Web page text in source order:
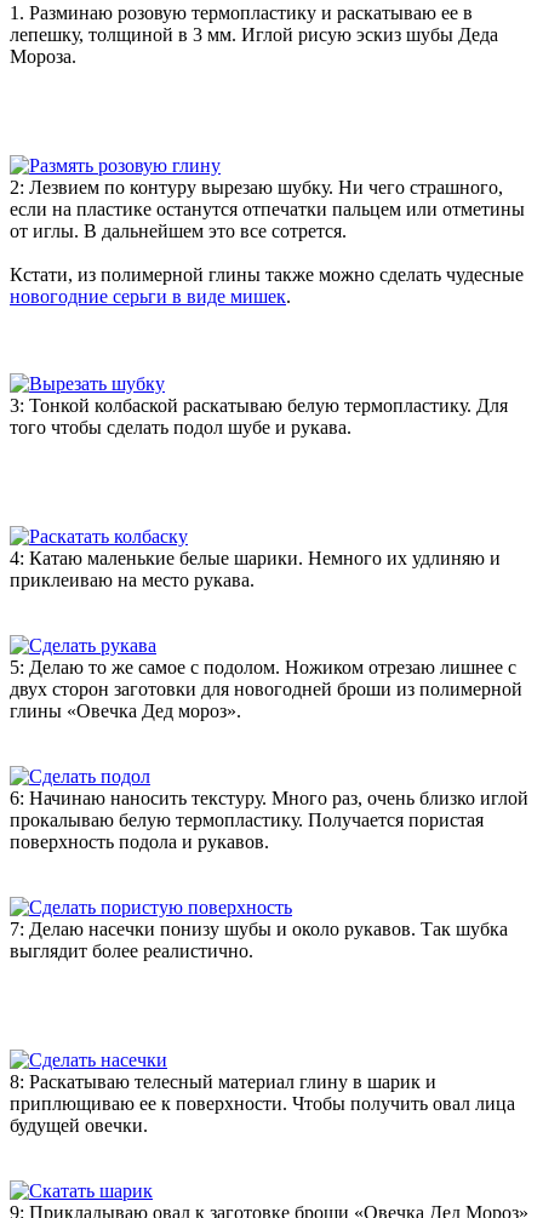
1. Разминаю розовую термопластику и раскатываю ее в
лепешку, толщиной в 3 мм. Иглой рисую эскиз шубы Деда
Мороза.
2: Лезвием по контуру вырезаю шубку. Ни чего страшного,
если на пластике останутся отпечатки пальцем или отметины
от иглы. В дальнейшем это все сотрется.
Кстати, из полимерной глины также можно сделать чудесные
новогодние серьги в виде мишек.
3: Тонкой колбаской раскатываю белую термопластику. Для
того чтобы сделать подол шубе и рукава.
4: Катаю маленькие белые шарики. Немного их удлиняю и
приклеиваю на место рукава.
5: Делаю то же самое с подолом. Ножиком отрезаю лишнее с
двух сторон заготовки для новогодней броши из полимерной
глины «Овечка Дед мороз».
6: Начинаю наносить текстуру. Много раз, очень близко иглой
прокалываю белую термопластику. Получается пористая
поверхность подола и рукавов.
7: Делаю насечки понизу шубы и около рукавов. Так шубка
выглядит более реалистично.
8: Раскатываю телесный материал глину в шарик и
приплющиваю ее к поверхности. Чтобы получить овал лица
будущей овечки.
9: Прикладываю овал к заготовке броши «Овечка Дед Мороз»